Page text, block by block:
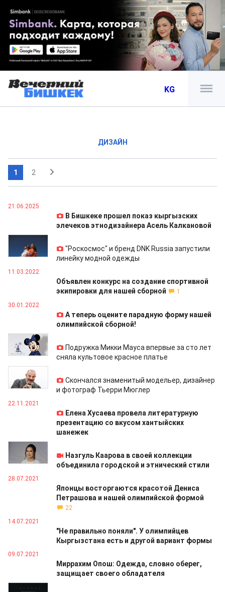
KG
ДИЗАЙН
1 2
21.06.2025
В Бишкеке прошел показ кыргызских
элечеков этнодизайнера Асель Калкановой
"Роскосмос" и бренд DNK Russia запустили
линейку модной одежды
11.03.2022
Объявлен конкурс на создание спортивной
экипировки для нашей сборной
1
30.01.2022
А теперь оцените парадную форму нашей
олимпийской сборной!
28.01.2022
Подружка Микки Мауса впервые за сто лет
сняла культовое красное платье
24.01.2022
Скончался знаменитый модельер, дизайнер
и фотограф Тьерри Мюглер
22.11.2021
Елена Хусаева провела литературную
презентацию со вкусом хантыйских
шанежек
21.10.2021
Назгуль Каарова в своей коллекции
объединила городской и этнический стили
28.07.2021
Японцы восторгаются красотой Дениса
Петрашова и нашей олимпийской формой
22
14.07.2021
"Не правильно поняли". У олимпийцев
Кыргызстана есть и другой вариант формы
09.07.2021
Миррахим Опош: Одежда, словно оберег,
защищает своего обладателя
01.07.2021